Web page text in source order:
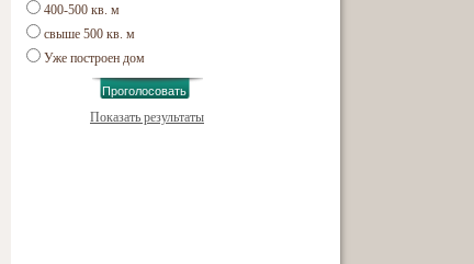
400-500 кв. м
свыше 500 кв. м
Уже построен дом
Показать результаты